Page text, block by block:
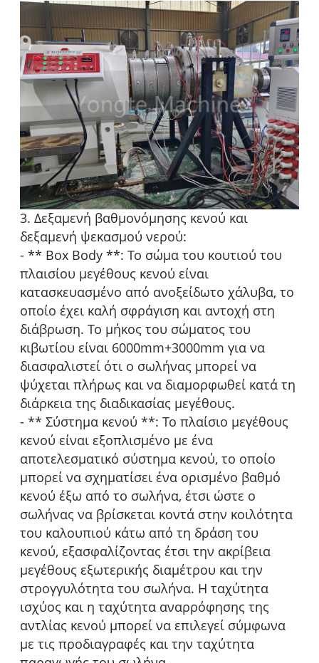
3. Δεξαμενή βαθμονόμησης κενού και
δεξαμενή ψεκασμού νερού:
- ** Box Body **: Το σώμα του κουτιού του
πλαισίου μεγέθους κενού είναι
κατασκευασμένο από ανοξείδωτο χάλυβα, το
οποίο έχει καλή σφράγιση και αντοχή στη
διάβρωση. Το μήκος του σώματος του
κιβωτίου είναι 6000mm+3000mm για να
διασφαλιστεί ότι ο σωλήνας μπορεί να
ψύχεται πλήρως και να διαμορφωθεί κατά τη
διάρκεια της διαδικασίας μεγέθους.
- ** Σύστημα κενού **: Το πλαίσιο μεγέθους
κενού είναι εξοπλισμένο με ένα
αποτελεσματικό σύστημα κενού, το οποίο
μπορεί να σχηματίσει ένα ορισμένο βαθμό
κενού έξω από το σωλήνα, έτσι ώστε ο
σωλήνας να βρίσκεται κοντά στην κοιλότητα
του καλουπιού κάτω από τη δράση του
κενού, εξασφαλίζοντας έτσι την ακρίβεια
μεγέθους εξωτερικής διαμέτρου και την
στρογγυλότητα του σωλήνα. Η ταχύτητα
ισχύος και η ταχύτητα αναρρόφησης της
αντλίας κενού μπορεί να επιλεγεί σύμφωνα
με τις προδιαγραφές και την ταχύτητα